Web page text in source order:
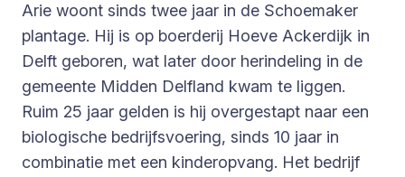
Arie woont sinds twee jaar in de Schoemaker
plantage. Hij is op boerderij Hoeve Ackerdijk in
Delft geboren, wat later door herindeling in de
gemeente Midden Delfland kwam te liggen.
Ruim 25 jaar gelden is hij overgestapt naar een
biologische bedrijfsvoering, sinds 10 jaar in
combinatie met een kinderopvang. Het bedrijf